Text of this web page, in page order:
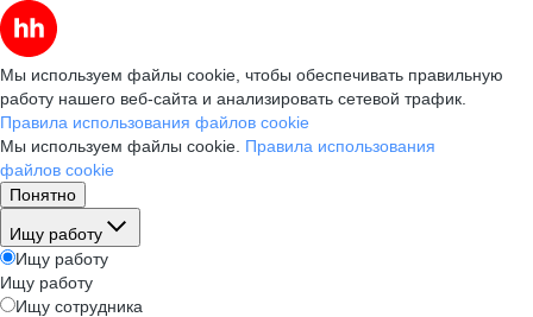
Мы используем файлы cookie, чтобы обеспечивать правильную
работу нашего веб-сайта и анализировать сетевой трафик.
Правила использования файлов cookie
Мы используем файлы cookie. Правила использования
файлов cookie
Понятно
Ищу работу
Ищу работу
Ищу работу
Ищу сотрудника